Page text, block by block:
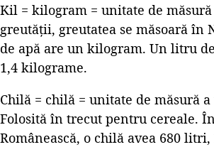
Kil = kilogram = unitate de măsură
greutății, greutatea se măsoară în
de apă are un kilogram. Un litru
1,4 kilograme.
Chilă = chilă = unitate de măsură
Folosită în trecut pentru cereale.
Românească, o chilă avea 680